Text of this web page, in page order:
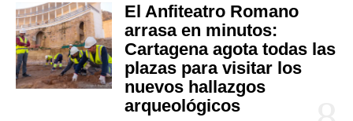
El Anfiteatro Romano
arrasa en minutos:
Cartagena agota todas las
plazas para visitar los
nuevos hallazgos
arqueológicos